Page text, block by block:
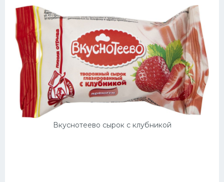
Вкуснотеево сырок с клубникой